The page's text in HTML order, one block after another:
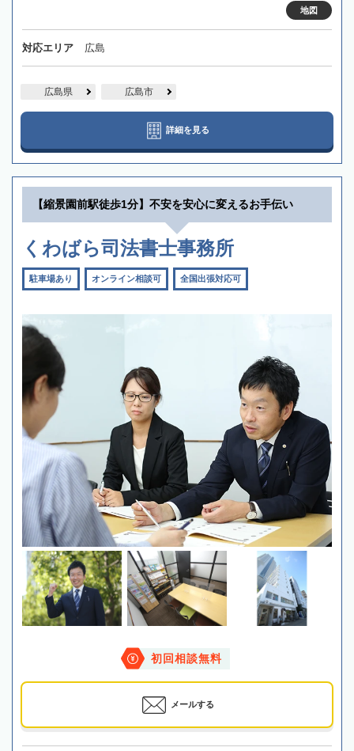
地図
対応エリア 広島
広島県 広島市
詳細を見る
【縮景園前駅徒歩1分】不安を安心に変えるお手伝い
くわばら司法書士事務所
駐車場あり オンライン相談可 全国出張対応可
初回相談無料
メールする